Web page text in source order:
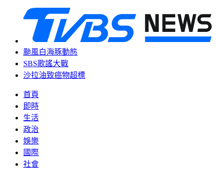
颱風白海豚動態
SBS歌謠大戰
沙拉油致癌物超標
首頁
即時
生活
政治
娛樂
國際
社會